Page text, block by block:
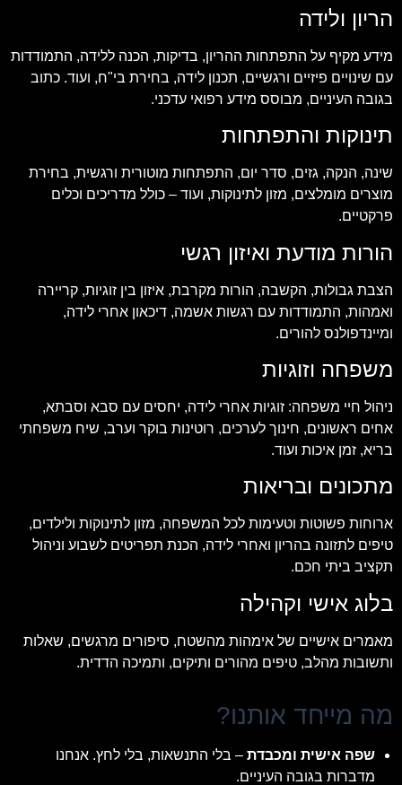
הריון ולידה
מידע מקיף על התפתחות ההריון, בדיקות, הכנה ללידה, התמודדות
עם שינויים פיזיים ורגשיים, תכנון לידה, בחירת בי"ח, ועוד. כתוב
בגובה העיניים, מבוסס מידע רפואי עדכני.
תינוקות והתפתחות
שינה, הנקה, גזים, סדר יום, התפתחות מוטורית ורגשית, בחירת
מוצרים מומלצים, מזון לתינוקות, ועוד – כולל מדריכים וכלים
פרקטיים.
הורות מודעת ואיזון רגשי
הצבת גבולות, הקשבה, הורות מקרבת, איזון בין זוגיות, קריירה
ואמהות, התמודדות עם רגשות אשמה, דיכאון אחרי לידה,
ומיינדפולנס להורים.
משפחה וזוגיות
ניהול חיי משפחה: זוגיות אחרי לידה, יחסים עם סבא וסבתא,
אחים ראשונים, חינוך לערכים, רוטינות בוקר וערב, שיח משפחתי
בריא, זמן איכות ועוד.
מתכונים ובריאות
ארוחות פשוטות וטעימות לכל המשפחה, מזון לתינוקות ולילדים,
טיפים לתזונה בהריון ואחרי לידה, הכנת תפריטים לשבוע וניהול
תקציב ביתי חכם.
בלוג אישי וקהילה
מאמרים אישיים של אימהות מהשטח, סיפורים מרגשים, שאלות
ותשובות מהלב, טיפים מהורים ותיקים, ותמיכה הדדית.
מה מייחד אותנו?
שפה אישית ומכבדת – בלי התנשאות, בלי לחץ. אנחנו
מדברות בגובה העיניים.